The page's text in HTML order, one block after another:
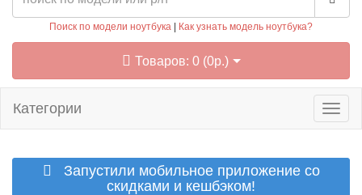
Поиск по модели ноутбука Как узнать модель ноутбука?
Товаров: 0 (0р.)
Категории
Запустили мобильное приложение со
скидками и кешбэком!